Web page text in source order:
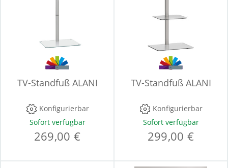
TV-Standfuß ALANI
Konfigurierbar
Sofort verfügbar
269,00 €
TV-Standfuß ALANI
Konfigurierbar
Sofort verfügbar
299,00 €